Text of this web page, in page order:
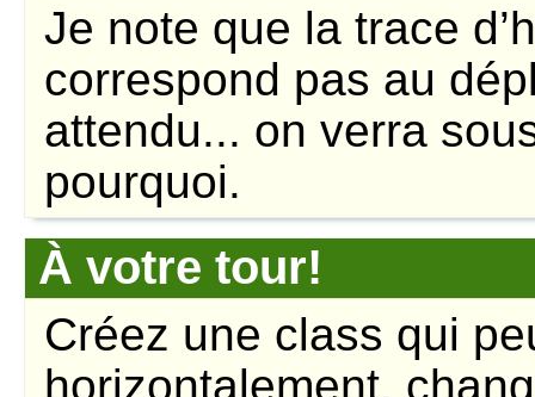
Je note que la trace
correspond pas au
attendu... on verra
pourquoi.
À votre tour!
Créez une class qui
horizontalement,